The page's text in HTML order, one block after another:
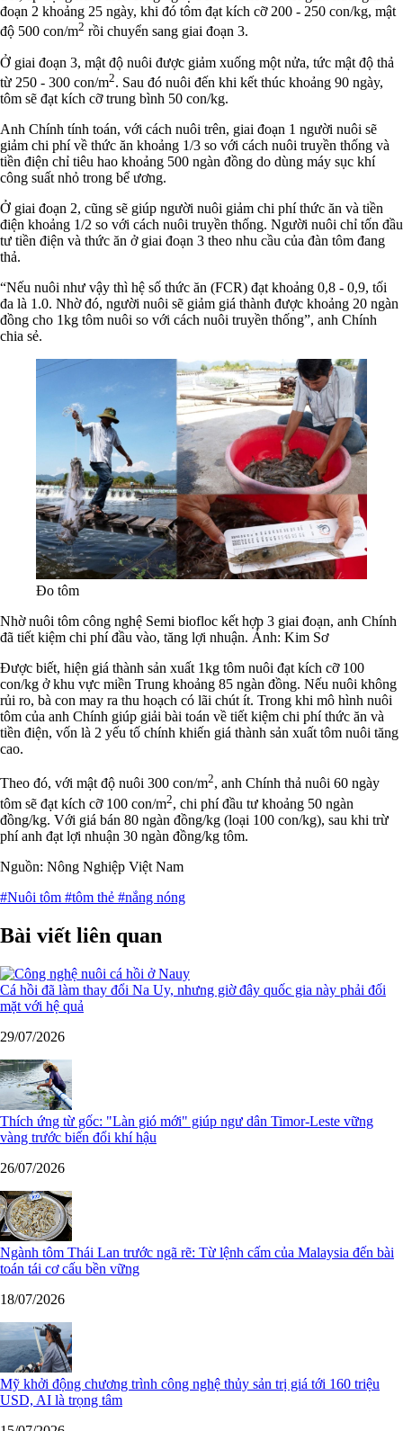
đoạn 2 khoảng 25 ngày, khi đó tôm đạt kích cỡ 200 - 250 con/kg, mật
độ 500 con/m2 rồi chuyển sang giai đoạn 3.
Ở giai đoạn 3, mật độ nuôi được giảm xuống một nửa, tức mật độ thả
từ 250 - 300 con/m2. Sau đó nuôi đến khi kết thúc khoảng 90 ngày,
tôm sẽ đạt kích cỡ trung bình 50 con/kg.
Anh Chính tính toán, với cách nuôi trên, giai đoạn 1 người nuôi sẽ
giảm chi phí về thức ăn khoảng 1/3 so với cách nuôi truyền thống và
tiền điện chỉ tiêu hao khoảng 500 ngàn đồng do dùng máy sục khí
công suất nhỏ trong bể ương.
Ở giai đoạn 2, cũng sẽ giúp người nuôi giảm chi phí thức ăn và tiền
điện khoảng 1/2 so với cách nuôi truyền thống. Người nuôi chỉ tốn đầu
tư tiền điện và thức ăn ở giai đoạn 3 theo nhu cầu của đàn tôm đang
thả.
“Nếu nuôi như vậy thì hệ số thức ăn (FCR) đạt khoảng 0,8 - 0,9, tối
đa là 1.0. Nhờ đó, người nuôi sẽ giảm giá thành được khoảng 20 ngàn
đồng cho 1kg tôm nuôi so với cách nuôi truyền thống”, anh Chính
chia sẻ.
Đo tôm
Nhờ nuôi tôm công nghệ Semi biofloc kết hợp 3 giai đoạn, anh Chính
đã tiết kiệm chi phí đầu vào, tăng lợi nhuận. Ảnh: Kim Sơ
Được biết, hiện giá thành sản xuất 1kg tôm nuôi đạt kích cỡ 100
con/kg ở khu vực miền Trung khoảng 85 ngàn đồng. Nếu nuôi không
rủi ro, bà con may ra thu hoạch có lãi chút ít. Trong khi mô hình nuôi
tôm của anh Chính giúp giải bài toán về tiết kiệm chi phí thức ăn và
tiền điện, vốn là 2 yếu tố chính khiến giá thành sản xuất tôm nuôi tăng
cao.
Theo đó, với mật độ nuôi 300 con/m2, anh Chính thả nuôi 60 ngày
tôm sẽ đạt kích cỡ 100 con/m2, chi phí đầu tư khoảng 50 ngàn
đồng/kg. Với giá bán 80 ngàn đồng/kg (loại 100 con/kg), sau khi trừ
phí anh đạt lợi nhuận 30 ngàn đồng/kg tôm.
Nguồn: Nông Nghiệp Việt Nam
#Nuôi tôm #tôm thẻ #nắng nóng
Bài viết liên quan
Cá hồi đã làm thay đổi Na Uy, nhưng giờ đây quốc gia này phải đối
mặt với hệ quả
29/07/2026
Thích ứng từ gốc: "Làn gió mới" giúp ngư dân Timor-Leste vững
vàng trước biến đổi khí hậu
26/07/2026
Ngành tôm Thái Lan trước ngã rẽ: Từ lệnh cấm của Malaysia đến bài
toán tái cơ cấu bền vững
18/07/2026
Mỹ khởi động chương trình công nghệ thủy sản trị giá tới 160 triệu
USD, AI là trọng tâm